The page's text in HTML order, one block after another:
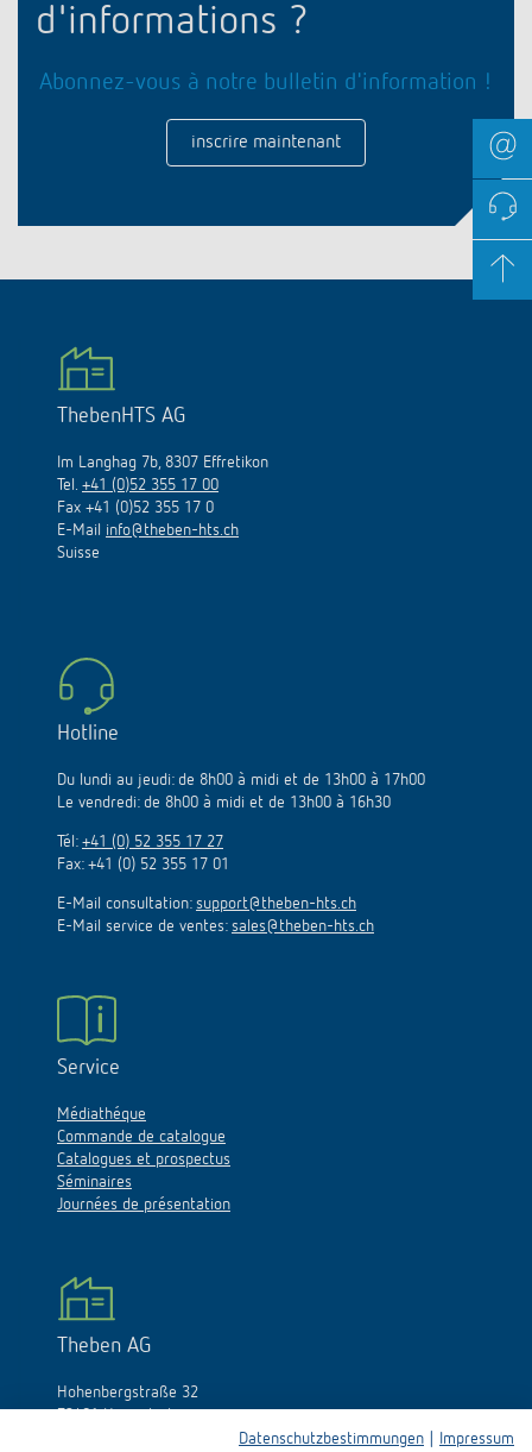
d'informations ?
Abonnez-vous à notre bulletin d'information !
inscrire maintenant
ThebenHTS AG
Im Langhag 7b, 8307 Effretikon
Tel. +41 (0)52 355 17 00
Fax +41 (0)52 355 17 0
E-Mail info@theben-hts.ch
Suisse
Hotline
Du lundi au jeudi: de 8h00 à midi et de 13h00 à 17h00
Le vendredi: de 8h00 à midi et de 13h00 à 16h30
Tél: +41 (0) 52 355 17 27
Fax: +41 (0) 52 355 17 01
E-Mail consultation: support@theben-hts.ch
E-Mail service de ventes: sales@theben-hts.ch
Service
Médiathéque
Commande de catalogue
Catalogues et prospectus
Séminaires
Journées de présentation
Theben AG
Hohenbergstraße 32
Datenschutzbestimmungen Impressum